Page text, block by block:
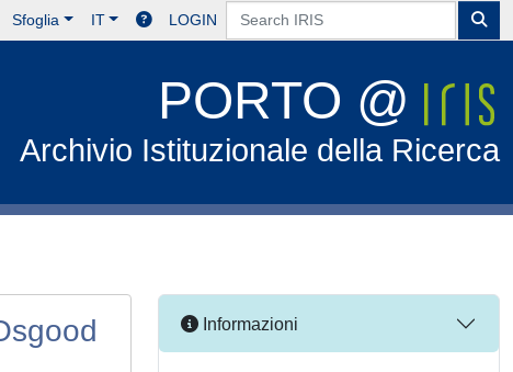
Sfoglia IT LOGIN
PORTO @
Archivio Istituzionale della Ricerca
Informazioni